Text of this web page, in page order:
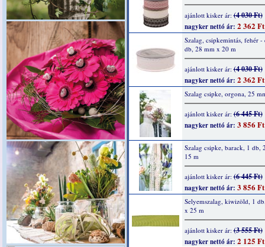
ajánlott kisker ár:(4 030 Ft)
nagyker nettó ár: 2 362 Ft
Szalag, csipkemintás, fehér -
db, 28 mm x 20 m
ajánlott kisker ár:(4 030 Ft)
nagyker nettó ár: 2 362 Ft
Szalag csipke, orgona, 25
ajánlott kisker ár:(6 445 Ft)
nagyker nettó ár: 3 856 Ft
Szalag csipke, barack, 1 db,
15 m
ajánlott kisker ár:(6 445 Ft)
nagyker nettó ár: 3 856 Ft
Selyemszalag, kiwizöld, 1
x 25 m
ajánlott kisker ár:(3 555 Ft)
nagyker nettó ár: 2 125 Ft